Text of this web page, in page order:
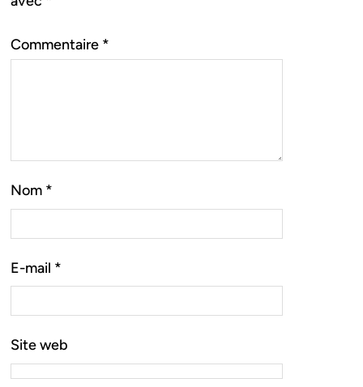
Commentaire *
Nom *
E-mail *
Site web